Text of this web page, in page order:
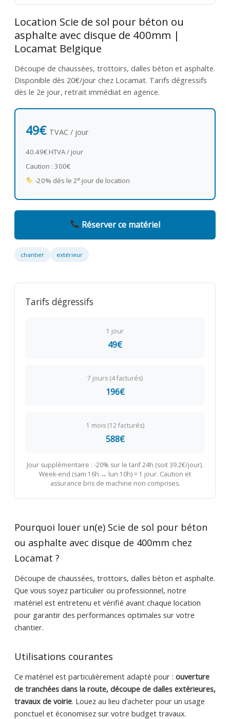
Location Scie de sol pour béton ou
asphalte avec disque de 400mm |
Locamat Belgique
Découpe de chaussées, trottoirs, dalles béton et asphalte.
Disponible dès 20€/jour chez Locamat. Tarifs dégressifs
dès le 2e jour, retrait immédiat en agence.
49€ TVAC / jour
40.49€ HTVA / jour
Caution : 300€
-20% dès le 2ejour de location
Réserver ce matériel
chantier extérieur
Tarifs dégressifs
1 jour
49€
7 jours (4 facturés)
196€
1 mois (12 facturés)
588€
Jour supplémentaire : -20% sur le tarif 24h (soit 39.2€/jour).
Week-end (sam 16h → lun 10h) = 1 jour. Caution et
assurance bris de machine non comprises.
Pourquoi louer un(e) Scie de sol pour béton
ou asphalte avec disque de 400mm chez
Locamat ?
Découpe de chaussées, trottoirs, dalles béton et asphalte.
Que vous soyez particulier ou professionnel, notre
matériel est entretenu et vérifié avant chaque location
pour garantir des performances optimales sur votre
chantier.
Utilisations courantes
Ce matériel est particulièrement adapté pour : ouverture
de tranchées dans la route, découpe de dalles extérieures,
travaux de voirie. Louez au lieu d’acheter pour un usage
ponctuel et économisez sur votre budget travaux.